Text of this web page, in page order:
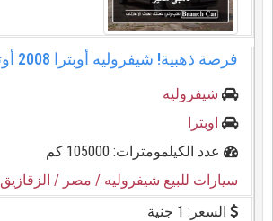
فرصة ذهبية! شيفروليه أوبترا 2008 أوتوماتيك...
شيفروليه
اوبترا
عدد الكيلمومترات: 105000 كم
سيارات للبيع شيفروليه / مصر / الزقازيق
السعر: 1 جنية